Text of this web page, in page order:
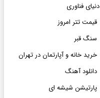
دنیای فناوری
قیمت تتر امروز
سنگ قبر
خرید خانه و آپارتمان در تهران
دانلود آهنگ
پارتیشن شیشه ای